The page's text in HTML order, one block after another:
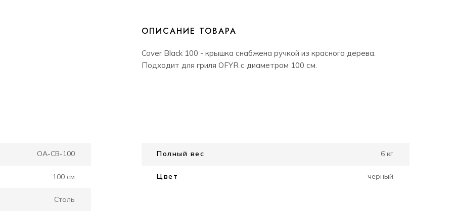
ОПИСАНИЕ ТОВАРА
Cover Black 100 - крышка снабжена ручкой из красного дерева.
Подходит для гриля OFYR с диаметром 100 см.
OA-CB-100
100 см
Сталь
Полный вес 6 кг
Цвет черный